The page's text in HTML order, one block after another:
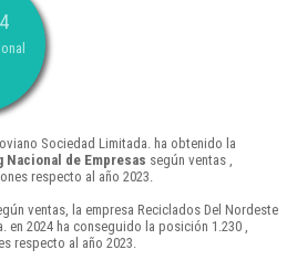
Sociedad Limitada. ha obtenido la
Nacional de Empresas según ventas ,
respecto al año 2023.
ventas, la empresa Reciclados Del Nordeste
en 2024 ha conseguido la posición 1.230 ,
respecto al año 2023.